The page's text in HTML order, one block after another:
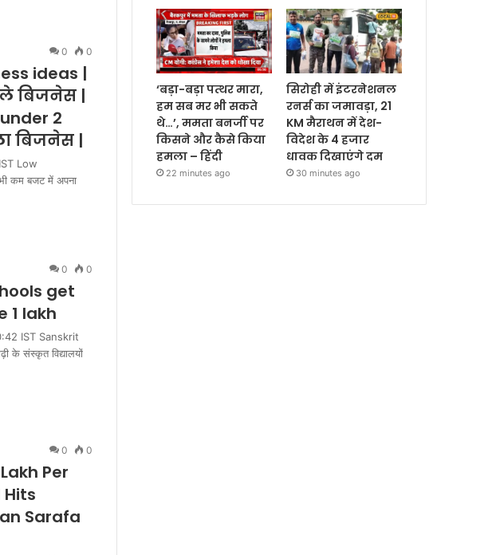
0 0
ideas |
बिजनेस |
2
बिजनेस |
Low
कम बजट में अपना
0 0
get
1 lakh
IST Sanskrit
के संस्कृत विद्यालयों
0 0
Per
Hits
Sarafa
‘बड़ा-बड़ा पत्थर मारा,
हम सब मर भी सकते
थे…’, ममता बनर्जी पर
किसने और कैसे किया
हमला – हिंदी
22 minutes ago
सिरोही में इंटरनेशनल
रनर्स का जमावड़ा, 21
KM मैराथन में देश-
विदेश के 4 हजार
धावक दिखाएंगे दम
30 minutes ago